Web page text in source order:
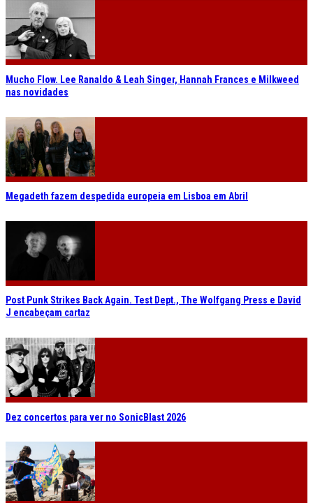
Mucho Flow. Lee Ranaldo & Leah Singer, Hannah Frances e Milkweed
nas novidades
Megadeth fazem despedida europeia em Lisboa em Abril
Post Punk Strikes Back Again. Test Dept., The Wolfgang Press e David
J encabeçam cartaz
Dez concertos para ver no SonicBlast 2026